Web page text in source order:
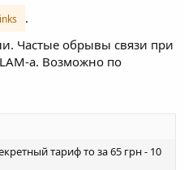
.
Частые обрывы связи при
a. Возможно по
тариф то за 65 грн - 10